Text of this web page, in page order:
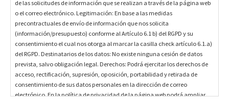
PERSONAL.
Responsable
del
tratamiento:
LAVANTIA
NATURE
S.L.
Finalidades
de las solicitudes de información que se realizan a través de la página web
o el correo electrónico. Legitimación: En base a las medidas
precontractuales de envío de información que nos solicita
(información/presupuesto) conforme al Artículo 6.1 b) del RGPD y su
consentimiento el cual nos otorga al marcar la casilla check artículo 6.1.a)
del RGPD. Destinatarios de los datos: No existe ninguna cesión de datos
prevista, salvo obligación legal. Derechos: Podrá ejercitar los derechos de
acceso, rectificación, supresión, oposición, portabilidad y retirada de
consentimiento de sus datos personales en la dirección de correo
electrónico. En la política de privacidad de la página web podrá ampliar